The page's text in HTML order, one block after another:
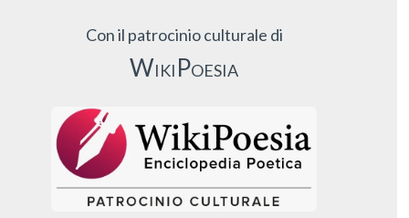
Con il patrocinio culturale di
WikiPoesia